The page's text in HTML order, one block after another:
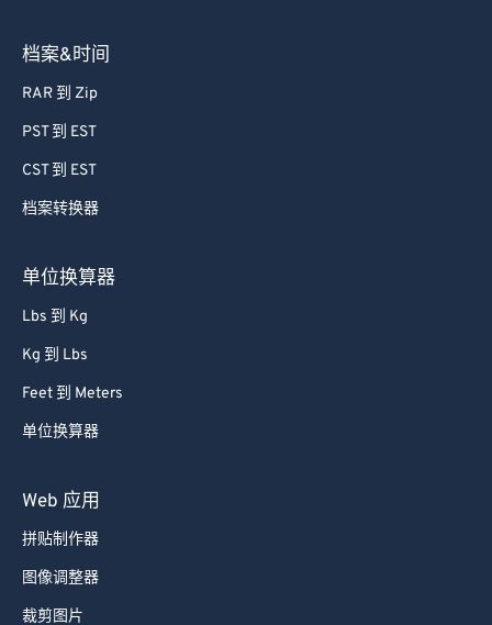
档案&时间
RAR 到 Zip
PST 到 EST
CST 到 EST
档案转换器
单位换算器
Lbs 到 Kg
Kg 到 Lbs
Feet 到 Meters
单位换算器
Web 应用
拼贴制作器
图像调整器
裁剪图片